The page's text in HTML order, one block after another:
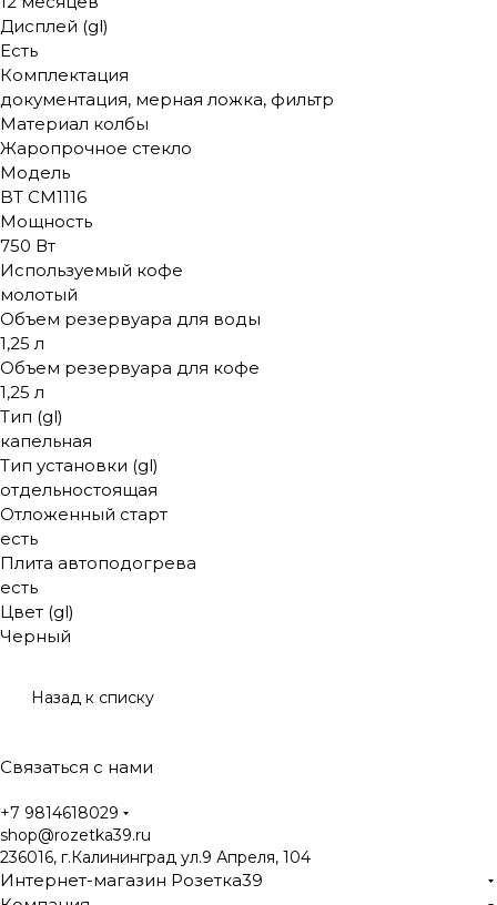
Дисплей (gl)
Есть
Комплектация
документация, мерная ложка, фильтр
Материал колбы
Жаропрочное стекло
Модель
BT CM1116
Мощность
750 Вт
Используемый кофе
молотый
Объем резервуара для воды
1,25 л
Объем резервуара для кофе
1,25 л
Тип (gl)
капельная
Тип установки (gl)
отдельностоящая
Отложенный старт
есть
Плита автоподогрева
есть
Цвет (gl)
Черный
Назад к списку
Связаться с нами
+7 9814618029
shop@rozetka39.ru
236016, г.Калининград ул.9 Апреля, 104
Интернет-магазин Розетка39